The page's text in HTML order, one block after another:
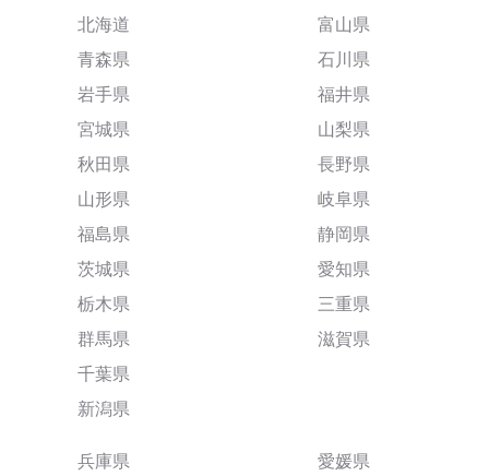
北海道
青森県
岩手県
宮城県
秋田県
山形県
福島県
茨城県
栃木県
群馬県
千葉県
新潟県
富山県
石川県
福井県
山梨県
長野県
岐阜県
静岡県
愛知県
三重県
滋賀県
兵庫県
愛媛県